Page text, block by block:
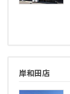
岸和田店